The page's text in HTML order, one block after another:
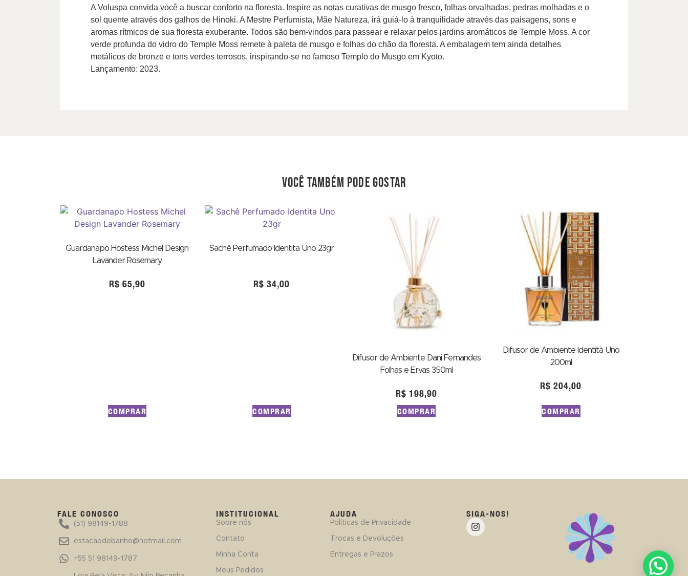
A Voluspa convida você a buscar conforto na floresta. Inspire as notas curativas de musgo fresco, folhas orvalhadas, pedras molhadas e o
sol quente através dos galhos de Hinoki. A Mestre Perfumista, Mãe Natureza, irá guiá-lo à tranquilidade através das paisagens, sons e
aromas rítmicos de sua floresta exuberante. Todos são bem-vindos para passear e relaxar pelos jardins aromáticos de Temple Moss. A cor
verde profunda do vidro do Temple Moss remete à paleta de musgo e folhas do chão da floresta. A embalagem tem ainda detalhes
metálicos de bronze e tons verdes terrosos, inspirando-se no famoso Templo do Musgo em Kyoto.
Lançamento: 2023.
você também pode gostar
Guardanapo Hostess Michel Design
Lavander Rosemary
R$ 65,90
COMPRAR
Sachê Perfumado Identita Uno 23gr
R$ 34,00
COMPRAR
Difusor de Ambiente Dani Fernandes
Folhas e Ervas 350ml
R$ 198,90
COMPRAR
Difusor de Ambiente Identità Uno
200ml
R$ 204,00
COMPRAR
FALE CONOSCO
(51) 98149-1788
estacaodobanho@hotmail.com
+55 51 98149-1787
INSTITUCIONAL
Sobre nós
Contato
Minha Conta
Meus Pedidos
AJUDA
Políticas de Privacidade
Trocas e Devoluções
Entregas e Prazos
SIGA-NOS!